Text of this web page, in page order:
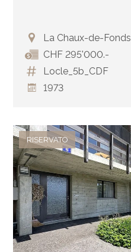
La Chaux-de-Fonds
CHF 295'000.-
Locle_5b_CDF
1973
RISERVATO